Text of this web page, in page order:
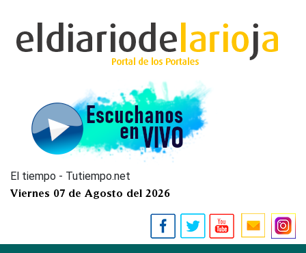
El tiempo - Tutiempo.net
Viernes 07 de Agosto del 2026